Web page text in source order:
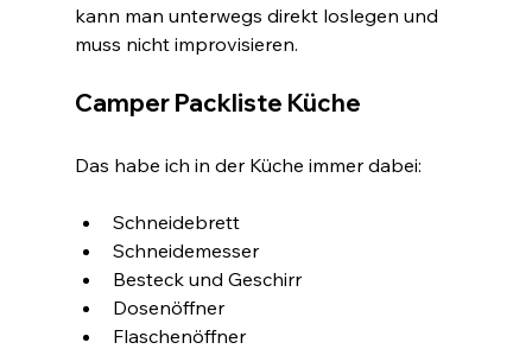
kann man unterwegs direkt loslegen und
muss nicht improvisieren.
Camper Packliste Küche
Das habe ich in der Küche immer dabei:
Schneidebrett
Schneidemesser
Besteck und Geschirr
Dosenöffner
Flaschenöffner